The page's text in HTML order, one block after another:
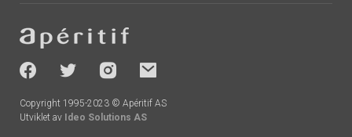
-
socials
Copyright 1995-2023 © Apéritif AS
Utviklet av Ideo Solutions AS